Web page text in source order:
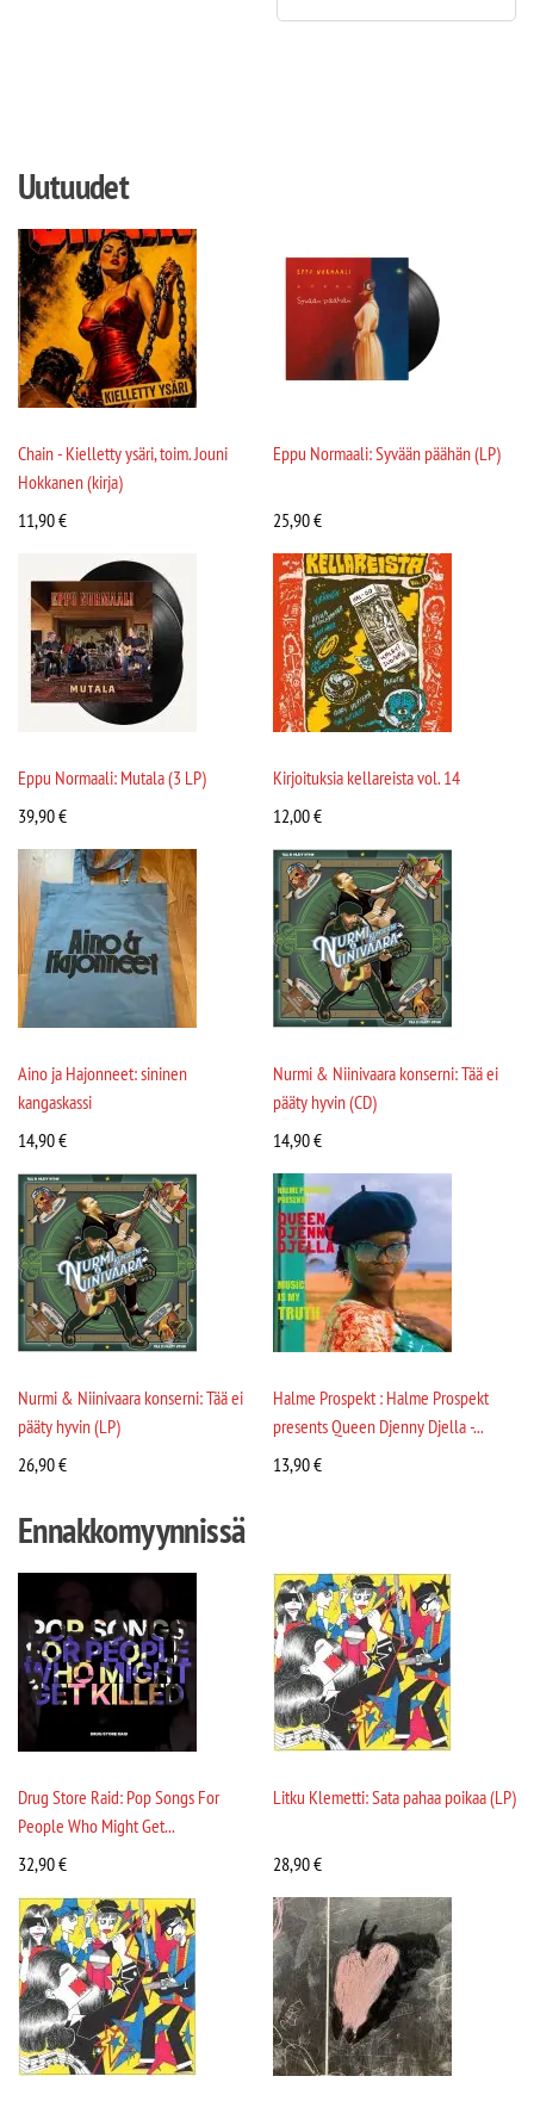
Uutuudet
Chain - Kielletty ysäri, toim. Jouni
Hokkanen (kirja)
11,90€
Eppu Normaali: Syvään päähän (LP)
25,90€
Eppu Normaali: Mutala (3 LP)
39,90€
Kirjoituksia kellareista vol. 14
12,00€
Aino ja Hajonneet: sininen
kangaskassi
14,90€
Nurmi & Niinivaara konserni: Tää ei
pääty hyvin (CD)
14,90€
Nurmi & Niinivaara konserni: Tää ei
pääty hyvin (LP)
26,90€
Halme Prospekt : Halme Prospekt
presents Queen Djenny Djella -...
13,90€
Ennakkomyynnissä
Drug Store Raid: Pop Songs For
People Who Might Get...
32,90€
Litku Klemetti: Sata pahaa poikaa (LP)
28,90€